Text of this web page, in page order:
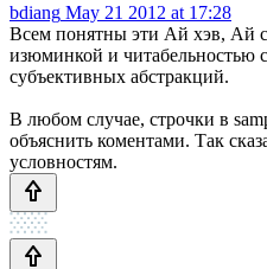
bdiang May 21 2012 at 17:28
Всем понятны эти Ай хэв, Ай
изюминкой и читабельностью
субъективных абстракций.
В любом случае, строчки в
объяснить коментами. Так
условностям.